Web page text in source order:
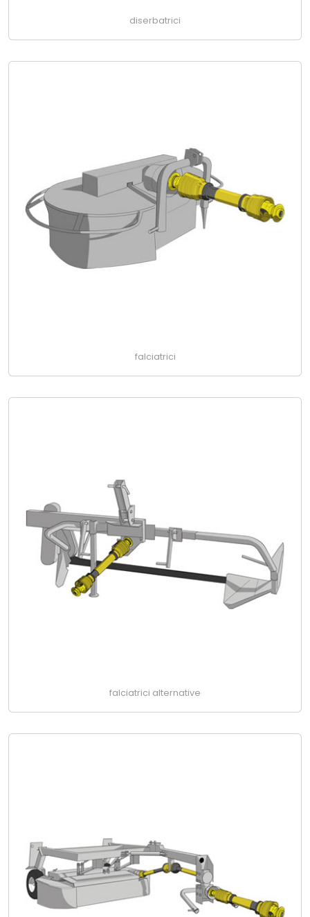
diserbatrici
falciatrici
falciatrici alternative